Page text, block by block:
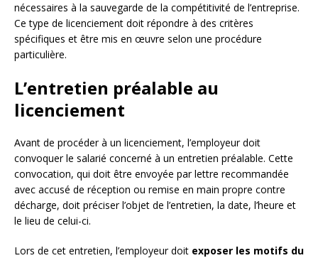
nécessaires à la sauvegarde de la compétitivité de l’entreprise.
Ce type de licenciement doit répondre à des critères
spécifiques et être mis en œuvre selon une procédure
particulière.
L’entretien préalable au
licenciement
Avant de procéder à un licenciement, l’employeur doit
convoquer le salarié concerné à un entretien préalable. Cette
convocation, qui doit être envoyée par lettre recommandée
avec accusé de réception ou remise en main propre contre
décharge, doit préciser l’objet de l’entretien, la date, l’heure et
le lieu de celui-ci.
Lors de cet entretien, l’employeur doit exposer les motifs du